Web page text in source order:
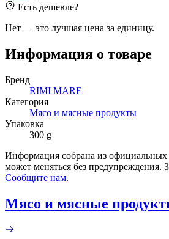
Есть дешевле?
Нет — это лучшая цена за единицу.
Информация о товаре
Бренд
RIMI MARE
Категория
Мясо и мясные продукты
Упаковка
300 g
Информация собрана из официальных
может меняться без предупреждения.
Сообщите нам.
Мясо и мясные